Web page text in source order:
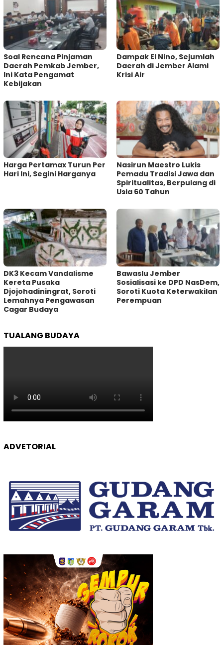
‎Soal Rencana Pinjaman
Daerah Pemkab Jember,
Ini Kata Pengamat
Kebijakan ‎
Dampak El Nino, Sejumlah
Daerah di Jember Alami
Krisi Air
Harga Pertamax Turun Per
Hari Ini, Segini Harganya
‎Nasirun Maestro Lukis
Pemadu Tradisi Jawa dan
Spiritualitas, Berpulang di
Usia 60 Tahun
DK3 Kecam Vandalisme
Kereta Pusaka
Djojohadiningrat, Soroti
Lemahnya Pengawasan
Cagar Budaya
Bawaslu Jember
Sosialisasi ke DPD NasDem,
Soroti Kuota Keterwakilan
Perempuan
TUALANG BUDAYA
ADVETORIAL